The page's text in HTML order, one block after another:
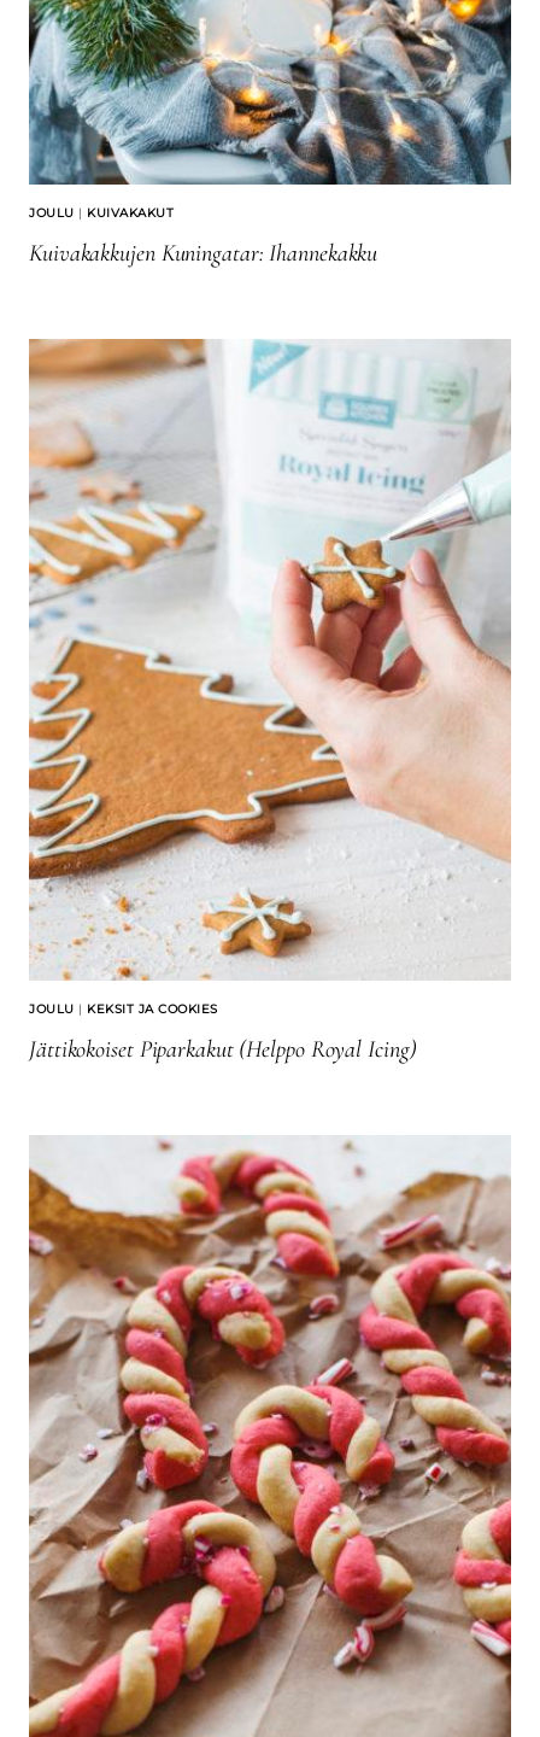
JOULU | KUIVAKAKUT
Kuivakakkujen Kuningatar: Ihannekakku
JOULU | KEKSIT JA COOKIES
Jättikokoiset Piparkakut (Helppo Royal Icing)